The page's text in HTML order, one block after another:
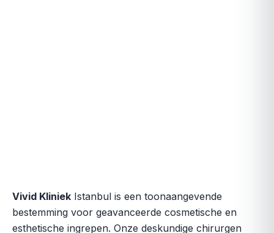
Vivid Kliniek Istanbul is een toonaangevende
bestemming voor geavanceerde cosmetische en
esthetische ingrepen. Onze deskundige chirurgen